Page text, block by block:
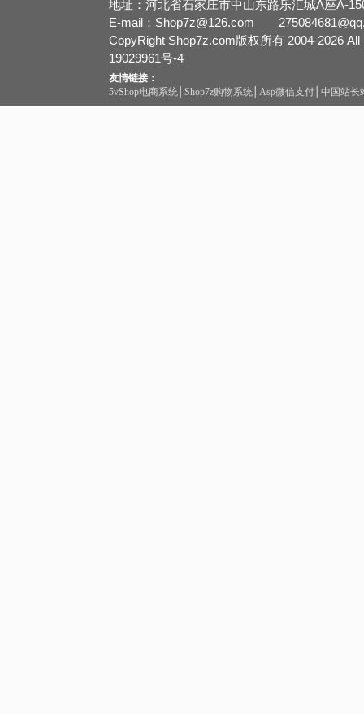
地址：河北省石家庄市中山东路乐汇城A座A-
E-mail：Shop7z@126.com
CopyRight Shop7z.com版权所有 2004-2026
19029961号-4
友情链接：
5vShop电商系统
Shop7z购物系统 Asp微信支付 中国站长